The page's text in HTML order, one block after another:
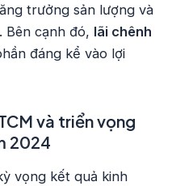
trưởng sản lượng và
Bên cạnh đó, lãi chênh
đáng kể vào lợi
và triển vọng
2024
vọng kết quả kinh